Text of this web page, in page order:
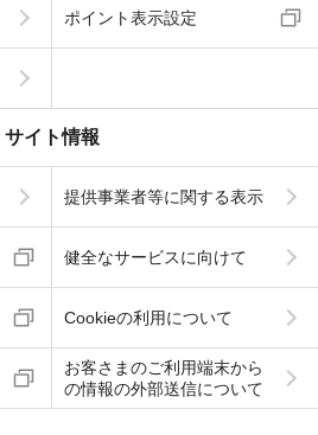
ポイント表示設定
サイト情報
提供事業者等に関する表示
健全なサービスに向けて
Cookieの利用について
お客さまのご利用端末から
の情報の外部送信について